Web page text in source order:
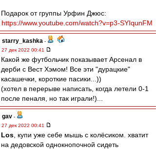
Подарок от группы Урфин Джюс:
https://www.youtube.com/watch?v=p3-SYIqunFM
starry_kashka -
27 дек 2022 00:41
Какой же футбольчик показывает Арсенал в
дерби с Вест Хэмом! Все эти "дурацкие"
касашечки, короткие пасики...))
(хотел в перерыве написать, когда летели 0-1
после пеналя, но так играли!)...
gav -
27 дек 2022 00:41
Los , купи уже себе мышь с колёсиком. хватит
на дедовской однокнопочной сидеть